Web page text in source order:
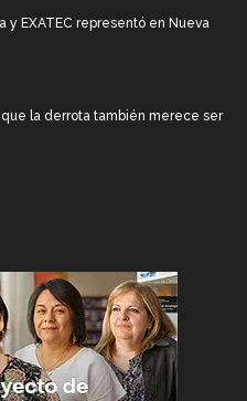
y EXATEC representó en Nueva
la derrota también merece ser